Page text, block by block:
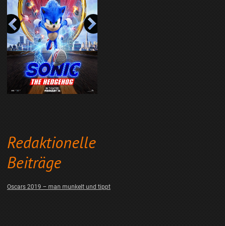
Redaktionelle
Beiträge
Oscars 2019 – man munkelt und tippt